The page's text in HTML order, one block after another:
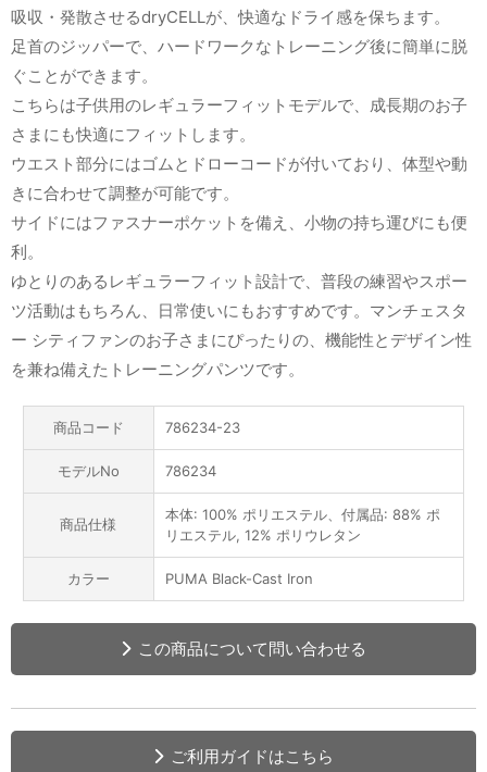
吸収・発散させるdryCELLが、快適なドライ感を保ちます。
足首のジッパーで、ハードワークなトレーニング後に簡単に脱
ぐことができます。
こちらは子供用のレギュラーフィットモデルで、成長期のお子
さまにも快適にフィットします。
ウエスト部分にはゴムとドローコードが付いており、体型や動
きに合わせて調整が可能です。
サイドにはファスナーポケットを備え、小物の持ち運びにも便
利。
ゆとりのあるレギュラーフィット設計で、普段の練習やスポー
ツ活動はもちろん、日常使いにもおすすめです。マンチェスタ
ー シティファンのお子さまにぴったりの、機能性とデザイン性
を兼ね備えたトレーニングパンツです。
商品コード 786234-23
モデルNo 786234
商品仕様
本体: 100% ポリエステル、付属品: 88% ポ
リエステル, 12% ポリウレタン
カラー PUMA Black-Cast Iron
この商品について問い合わせる
ご利用ガイドはこちら